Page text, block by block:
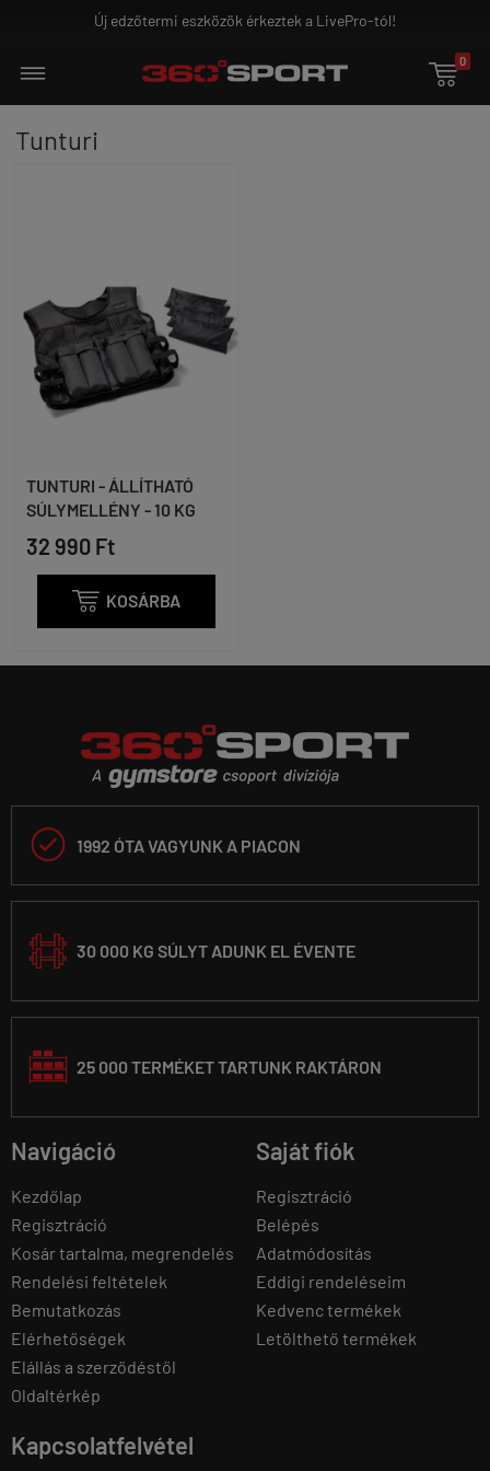
Új edzőtermi eszközök érkeztek a LivePro-tól!

0
Tunturi
TUNTURI - ÁLLÍTHATÓ
SÚLYMELLÉNY - 10 KG
32 990 Ft
 KOSÁRBA
 1992 ÓTA VAGYUNK A PIACON
30 000 KG SÚLYT ADUNK EL ÉVENTE
25 000 TERMÉKET TARTUNK RAKTÁRON
Navigáció
Kezdőlap
Regisztráció
Kosár tartalma, megrendelés
Rendelési feltételek
Bemutatkozás
Elérhetőségek
Elállás a szerződéstől
Oldaltérkép
Saját fiók
Regisztráció
Belépés
Adatmódosítás
Eddigi rendeléseim
Kedvenc termékek
Letölthető termékek
Kapcsolatfelvétel